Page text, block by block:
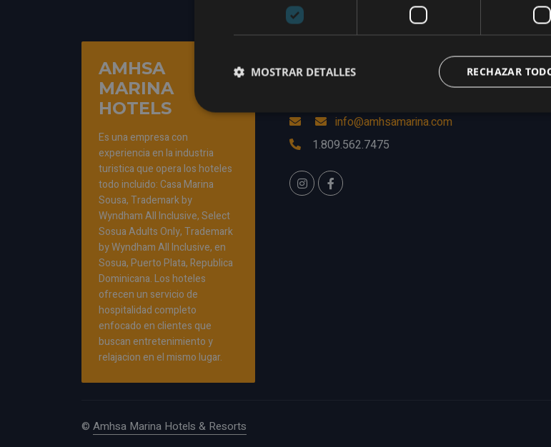
AMHSA
MARINA
HOTELS
Es una empresa con
experiencia en la industria
turistica que opera los hoteles
todo incluido: Casa Marina
Sousa, Trademark by
Wyndham All Inclusive, Select
Sosua Adults Only, Trademark
by Wyndham All Inclusive, en
Sosua, Puerto Plata, Republica
Dominicana. Los hoteles
ofrecen un servicio de
hospitalidad completo
enfocado en clientes que
buscan entretenimiento y
relajacion en el mismo lugar.
Los Pinos #7, Ensanche La
info@amhsamarina.com
1.809.562.7475
Politica
© Amhsa Marina Hotels & Resorts
RECHAZAR
MOSTRAR DETALLES